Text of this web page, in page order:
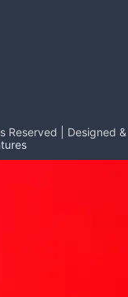
Reserved | Designed &